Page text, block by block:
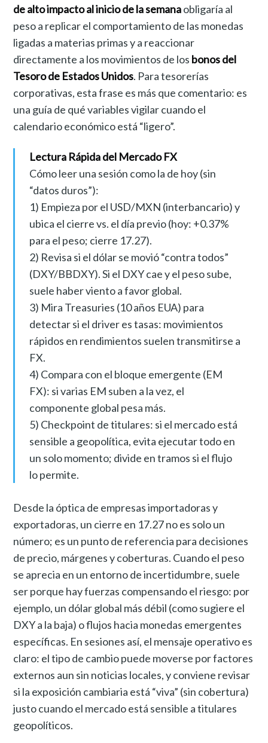
de alto impacto al inicio de la semanaobligaría al
peso a replicar el comportamiento de las monedas
ligadas a materias primas y a reaccionar
directamente a los movimientos de los bonos del
Tesoro de Estados Unidos. Para tesorerías
corporativas, esta frase es más que comentario: es
una guía de qué variables vigilar cuando el
calendario económico está “ligero”.
Lectura Rápida del Mercado FX
Cómo leer una sesión como la de hoy (sin
“datos duros”):
1) Empieza por el USD/MXN (interbancario) y
ubica el cierre vs. el día previo (hoy: +0.37%
para el peso; cierre 17.27).
2) Revisa si el dólar se movió “contra todos”
(DXY/BBDXY). Si el DXY cae y el peso sube,
suele haber viento a favor global.
3) Mira Treasuries (10 años EUA) para
detectar si el driver es tasas: movimientos
rápidos en rendimientos suelen transmitirse a
FX.
4) Compara con el bloque emergente (EM
FX): si varias EM suben a la vez, el
componente global pesa más.
5) Checkpoint de titulares: si el mercado está
sensible a geopolítica, evita ejecutar todo en
un solo momento; divide en tramos si el flujo
lo permite.
Desde la óptica de empresas importadoras y
exportadoras, un cierre en 17.27 no es solo un
número; es un punto de referencia para decisiones
de precio, márgenes y coberturas. Cuando el peso
se aprecia en un entorno de incertidumbre, suele
ser porque hay fuerzas compensando el riesgo: por
ejemplo, un dólar global más débil (como sugiere el
DXY a la baja) o flujos hacia monedas emergentes
específicas. En sesiones así, el mensaje operativo es
claro: el tipo de cambio puede moverse por factores
externos aun sin noticias locales, y conviene revisar
si la exposición cambiaria está “viva” (sin cobertura)
justo cuando el mercado está sensible a titulares
geopolíticos.